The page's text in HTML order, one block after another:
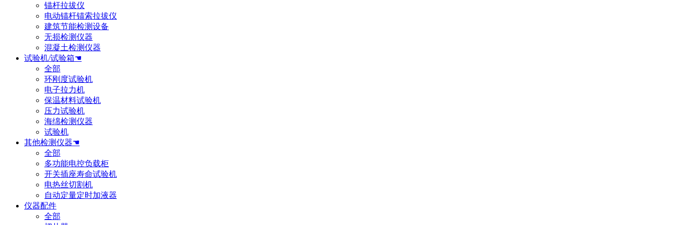
锚杆拉拔仪
电动锚杆锚索拉拔仪
建筑节能检测设备
无损检测仪器
混凝土检测仪器
试验机/试验箱☚
全部
环刚度试验机
电子拉力机
保温材料试验机
压力试验机
海绵检测仪器
试验机
其他检测仪器☚
全部
多功能电控负载柜
开关插座寿命试验机
电热丝切割机
自动定量定时加液器
仪器配件
全部